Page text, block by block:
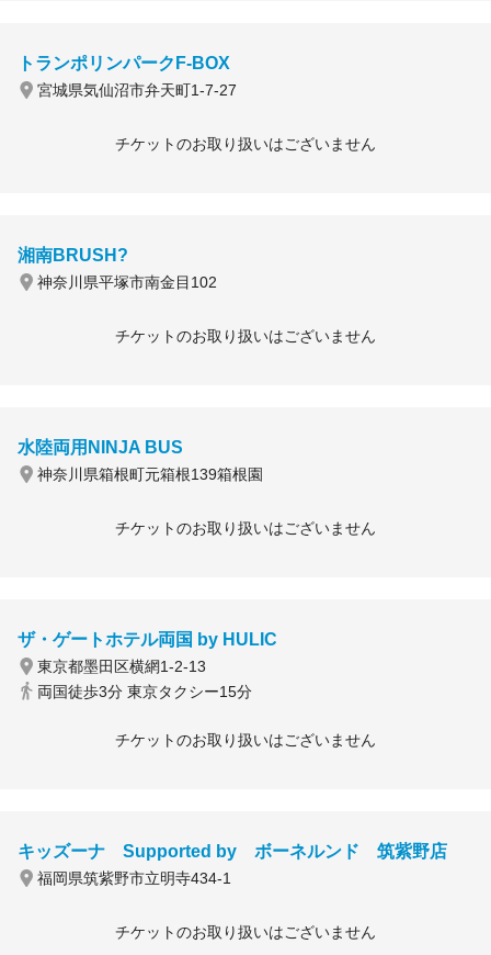
トランポリンパークF-BOX
宮城県気仙沼市弁天町1-7-27
チケットのお取り扱いはございません
湘南BRUSH?
神奈川県平塚市南金目102
チケットのお取り扱いはございません
水陸両用NINJA BUS
神奈川県箱根町元箱根139箱根園
チケットのお取り扱いはございません
ザ・ゲートホテル両国 by HULIC
東京都墨田区横網1-2-13
両国徒歩3分 東京タクシー15分
チケットのお取り扱いはございません
キッズーナ Supported by ボーネルンド 筑紫野店
福岡県筑紫野市立明寺434-1
チケットのお取り扱いはございません